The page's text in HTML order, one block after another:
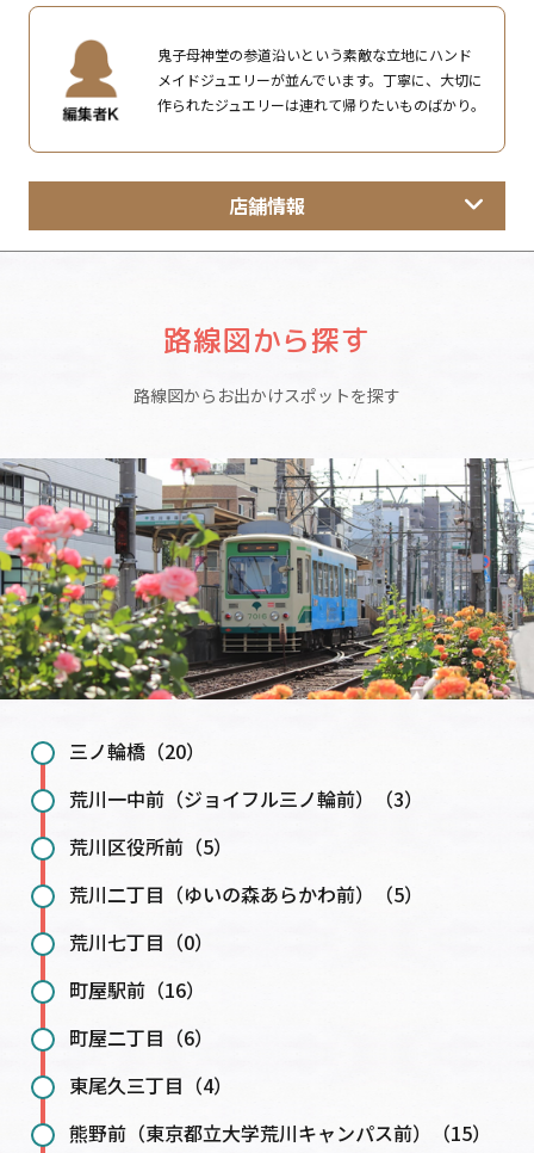
鬼子母神堂の参道沿いという素敵な立地にハンド
メイドジュエリーが並んでいます。丁寧に、大切に
作られたジュエリーは連れて帰りたいものばかり。
店舗情報
路線図から探す
路線図からお出かけスポットを探す
三ノ輪橋（20）
荒川一中前（ジョイフル三ノ輪前）（3）
荒川区役所前（5）
荒川二丁目（ゆいの森あらかわ前）（5）
荒川七丁目（0）
町屋駅前（16）
町屋二丁目（6）
東尾久三丁目（4）
熊野前（東京都立大学荒川キャンパス前）（15）